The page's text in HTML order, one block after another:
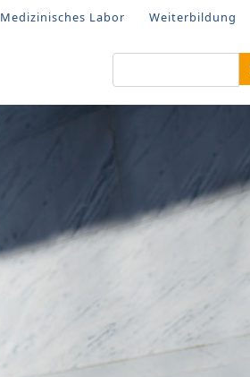
Weiterbildung
Medizinisches Labor